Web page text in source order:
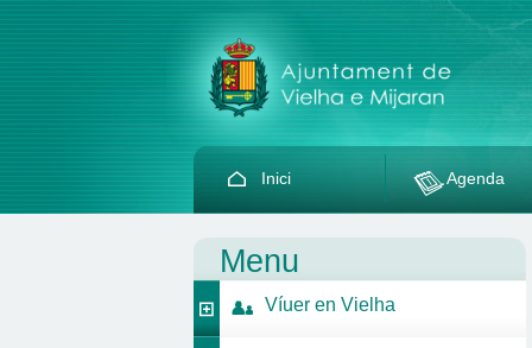
Inici Agenda
Menu
Víuer en Vielha